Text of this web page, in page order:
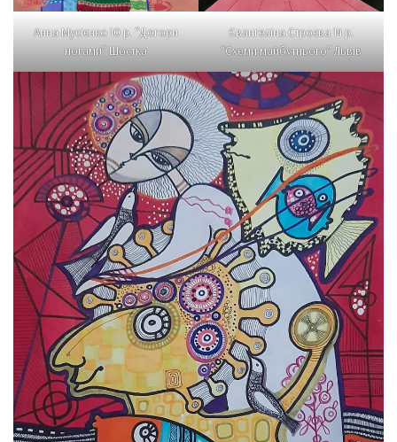
Анна Мусієнко 10 р. “Догори
ногами” Шостка
Євангеліна Строєва 14 р.
“Схеми майбутнього” Львів